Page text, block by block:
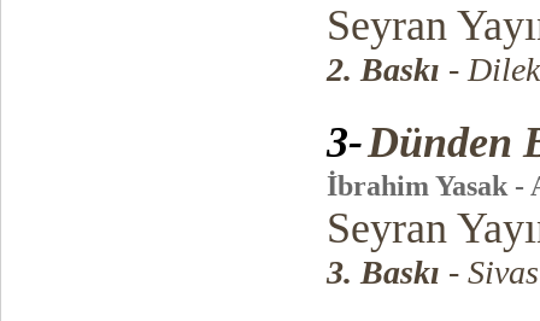
Seyran
2. Baskı -
3-Dünden
İbrahim Yasak -
Seyran
3. Baskı -